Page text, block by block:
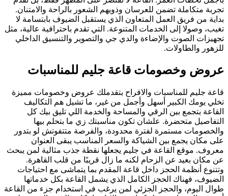
تجربة متكاملة تضمن للعرسان وذويهم الشعور بالراحة والامتنان.
بداية من فريق العمل المتعاون الذي يستقبل الضيوف بابتسامة لا
تغيب، وصولا إلى الخدمات المتنوعة. التي تقدم باحترافية عالية، مثل
تجهيزات الصوت والإضاءة والدي جي والتصوير والتنسيق الداخلي
للزهور والطاولات.
عروض وخصومات قاعة جليم للمناسبات
قاعة جليم للمناسبات والافراح بتقدملك عروض وخصومات مميزة
تخلي يومك الكبير أسهل وأجمل من غير، ما تشيل هم التكاليف
القاعة بتجمع بين الرقي والمساحة والخدمة اللي تليق بيك كل
التفاصيل متحضرة. علشان تكون مناسبتك زي ما بتحلم بيها
والخصومات مستمرة لفترة محدودة، والفرصة متتفوتش لو بتدور
على مكان يجمع بين الشياكة والسعر المناسب يبقى العنوان
معروف. موقع القاعة في جليم يجعلها نقطة جذب مثالية لمن يبحث
عن مكان بعيد عن الزحام لكنه ما زال قريبًا من قلب القاهرة.
وتتنوع أنظمة الحجز داخل قاعة المقدم بما يتماشى مع احتياجات
الضيوف، فهناك الحجز الكامل الذي يشمل القاعة بكل خدماتها
طوال اليوم، والحجز الجزئي لمن يرغب في استخدام جزء من القاعة